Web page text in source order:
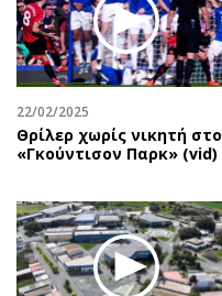
Διπλωματία
Αθλητισμός
Κύπρος
Ελλάδα
Διεθνή
Οικονομική
Οικονομία
Real Estate
22/02/2025
Θρίλερ χωρίς νικητή στο
«Γκούντισον Παρκ» (vid)